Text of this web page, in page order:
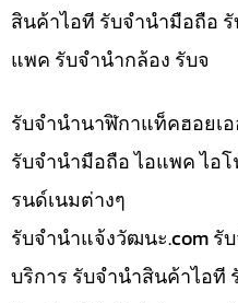
สินค้าไอที รับจำนำมือถือ
แพค รับจำนำกล้อง รับจ
รับจำนำนาฬิกาแท็คฮอยเ
รับจำนำมือถือ ไอแพค ไอ
รนด์เนมต่างๆ
รับจํานําแจ้งวัฒนะ.com รั
บริการ รับจำนำสินค้าไอที